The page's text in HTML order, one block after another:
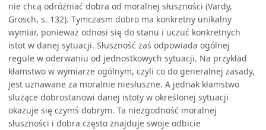
nie chcą odróżniać dobra od moralnej słuszności (Vardy,
Grosch, s. 132). Tymczasm dobro ma konkretny unikalny
wymiar, ponieważ odnosi się do stanu i uczuć konkretnych
istot w danej sytuacji. Słuszność zaś odpowiada ogólnej
regule w oderwaniu od jednostkowych sytuacji. Na przykład
kłamstwo w wymiarze ogólnym, czyli co do generalnej zasady,
jest uznawane za moralnie niesłuszne. A jednak kłamstwo
slużące dobrostanowi danej istoty w określonej sytuacji
okazuje się czymś dobrym. Ta niezgodność moralnej
słuszności i dobra często znajduje swoje odbicie